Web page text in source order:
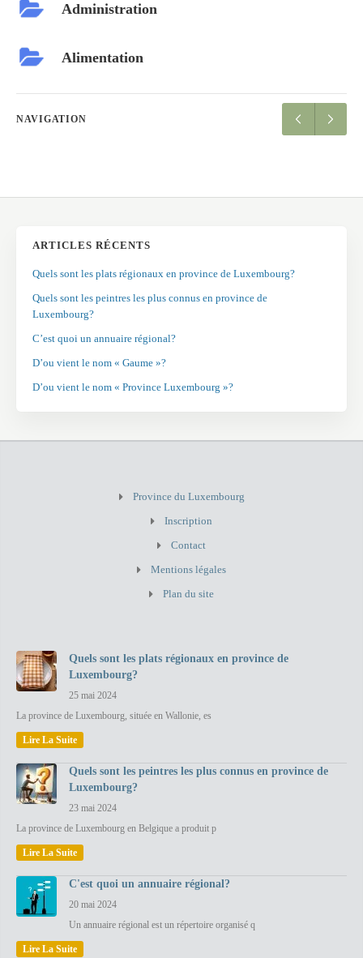
Administration
Alimentation
NAVIGATION
ARTICLES RÉCENTS
Quels sont les plats régionaux en province de Luxembourg?
Quels sont les peintres les plus connus en province de
Luxembourg?
C’est quoi un annuaire régional?
D’ou vient le nom « Gaume »?
D’ou vient le nom « Province Luxembourg »?
Province du Luxembourg
Inscription
Contact
Mentions légales
Plan du site
Quels sont les plats régionaux en province de
Luxembourg?
25 mai 2024
La province de Luxembourg, située en Wallonie, es
Lire La Suite
Quels sont les peintres les plus connus en province de
Luxembourg?
23 mai 2024
La province de Luxembourg en Belgique a produit p
Lire La Suite
C'est quoi un annuaire régional?
20 mai 2024
Un annuaire régional est un répertoire organisé q
Lire La Suite